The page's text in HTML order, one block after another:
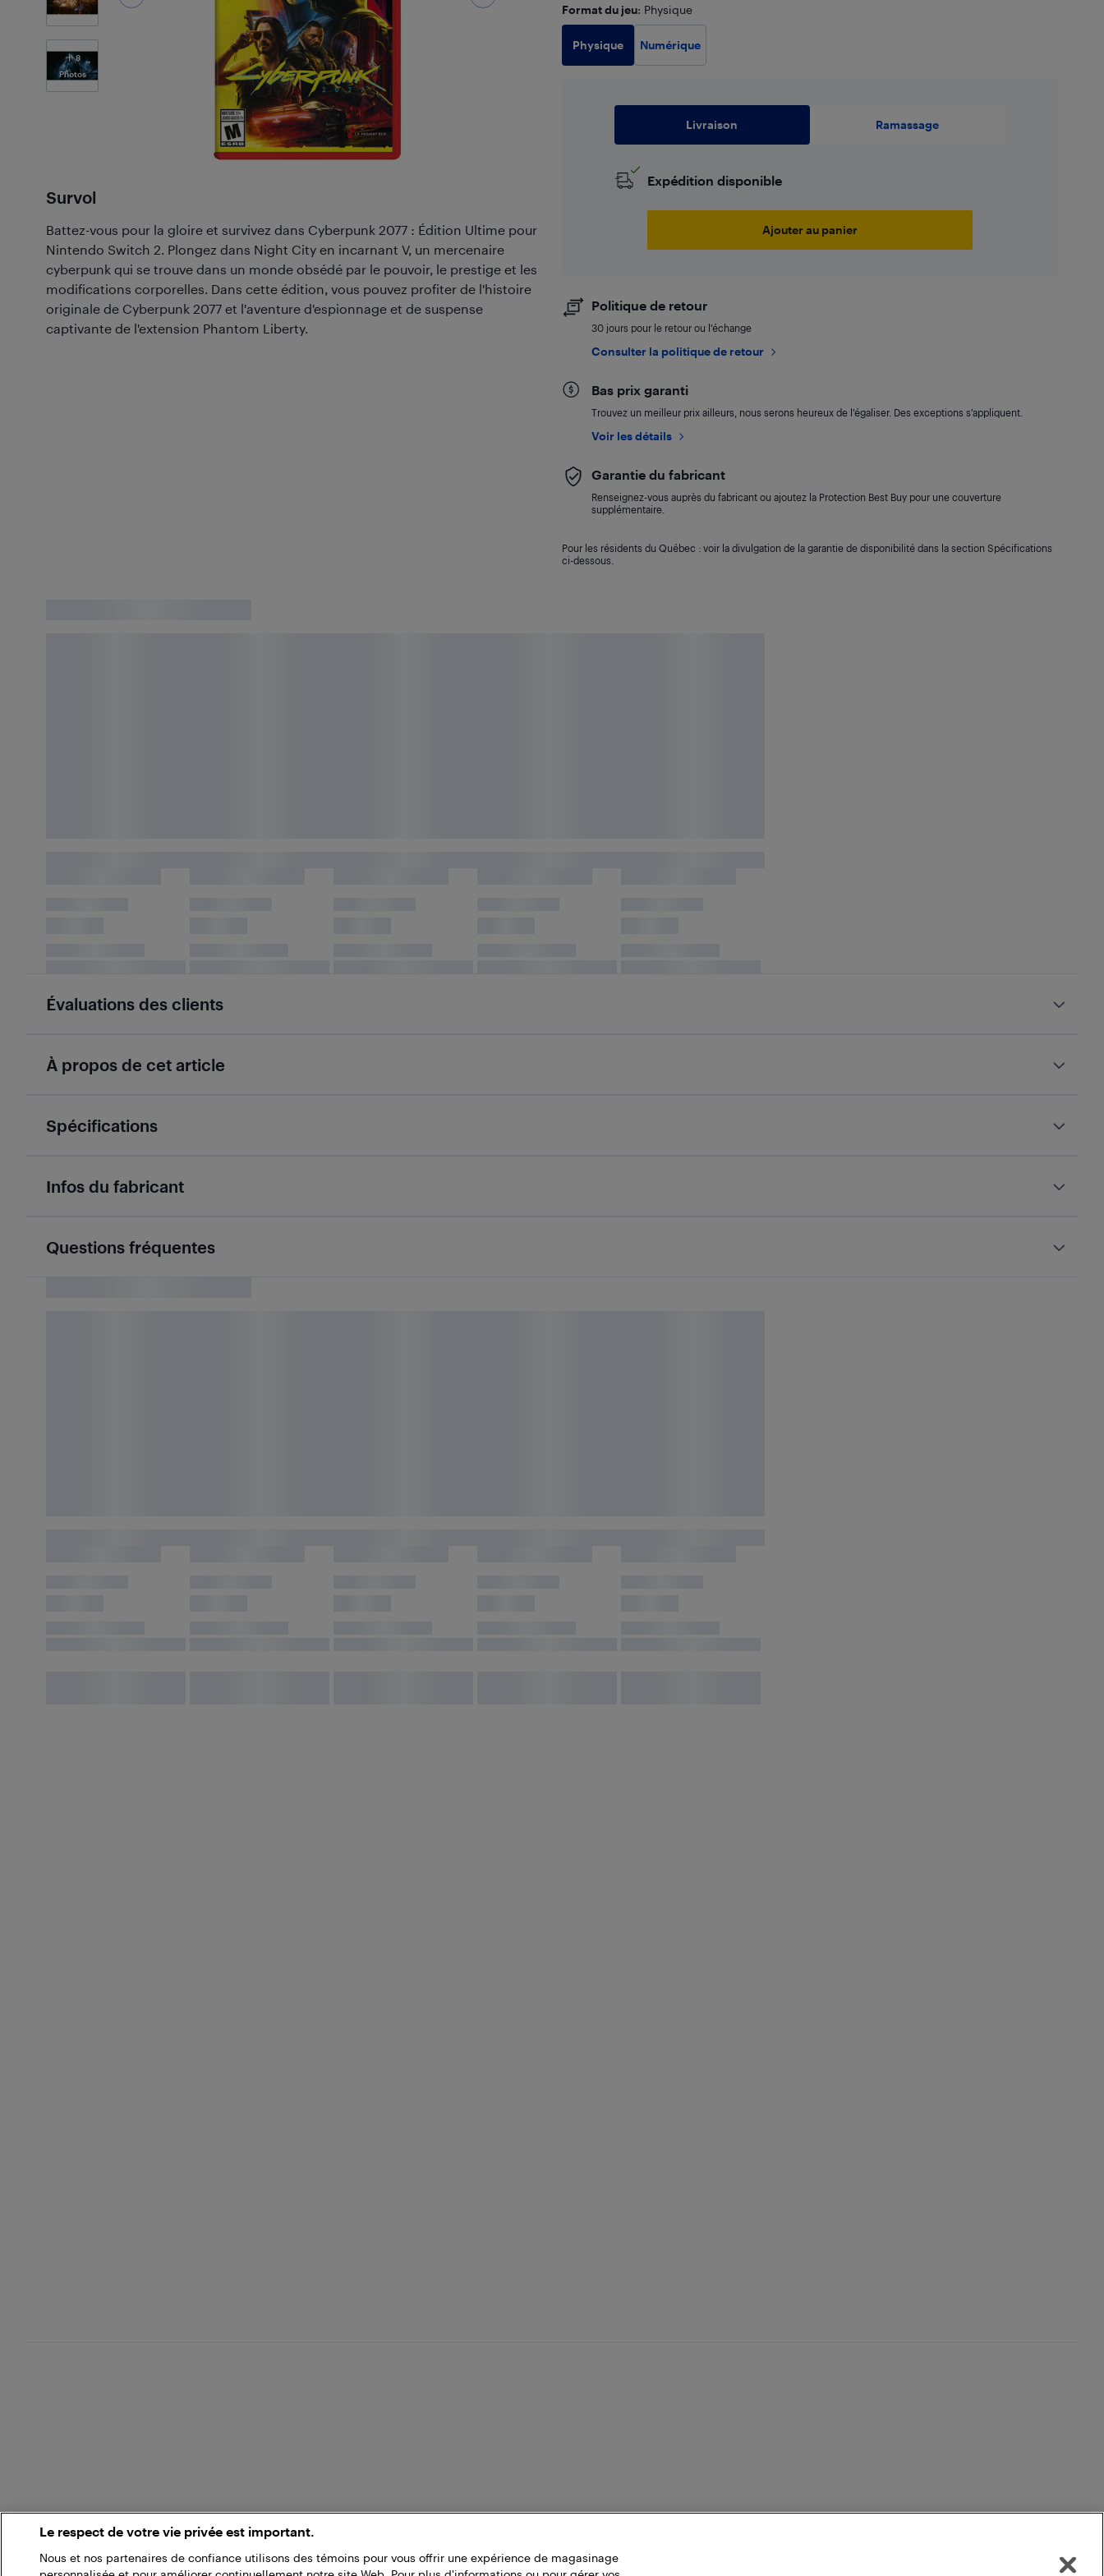
8
Photos
Survol
Battez-vous pour la gloire et survivez dans Cyberpunk 2077 : Édition Ultime pour
Nintendo Switch 2. Plongez dans Night City en incarnant V, un mercenaire
cyberpunk qui se trouve dans un monde obsédé par le pouvoir, le prestige et les
modifications corporelles. Dans cette édition, vous pouvez profiter de l'histoire
originale de Cyberpunk 2077 et l'aventure d'espionnage et de suspense
captivante de l'extension Phantom Liberty.
Format du jeu: Physique
Physique Numérique
Livraison Ramassage
Expédition disponible
Ajouter au panier
Politique de retour
30 jours pour le retour ou l’échange
Consulter la politique de retour
Bas prix garanti
Trouvez un meilleur prix ailleurs, nous serons heureux de l’égaliser. Des exceptions s’appliquent.
Voir les détails
Garantie du fabricant
Renseignez-vous auprès du fabricant ou ajoutez la Protection Best Buy pour une couverture
supplémentaire.
Pour les résidents du Québec : voir la divulgation de la garantie de disponibilité dans la section Spécifications
ci-dessous.
Évaluations des clients
À propos de cet article
Spécifications
Infos du fabricant
Questions fréquentes
Le respect de votre vie privée est important.
Nous et nos partenaires de confiance utilisons des témoins pour vous offrir une expérience de magasinage